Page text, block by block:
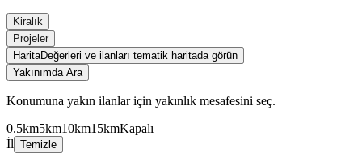
Kiralık
Projeler
HaritaDeğerleri ve ilanları tematik haritada görün
Yakınımda Ara
Konumuna yakın ilanlar için yakınlık mesafesini seç.
0.5km5km10km15kmKapalı
İl Temizle